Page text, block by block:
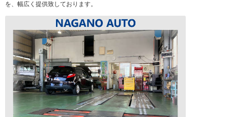
を、幅広く提供致しております。